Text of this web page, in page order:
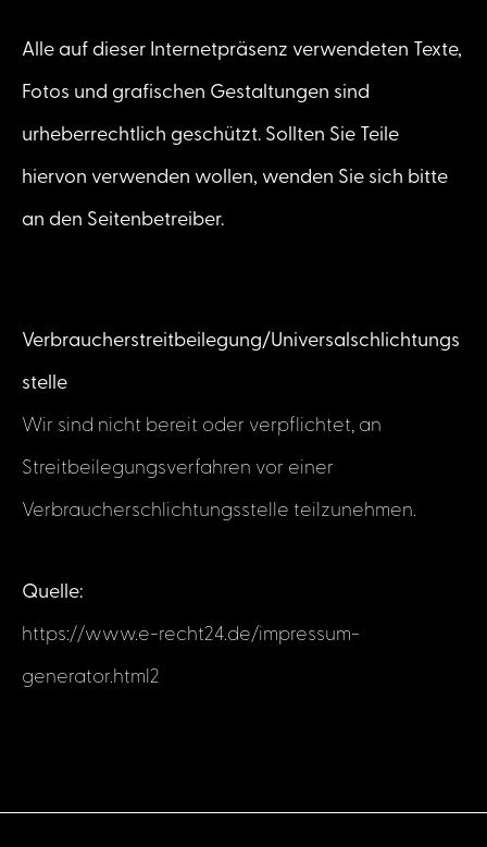
Alle auf dieser Internetpräsenz verwendeten Texte,
Fotos und grafischen Gestaltungen sind
urheberrechtlich geschützt. Sollten Sie Teile
hiervon verwenden wollen, wenden Sie sich bitte
an den Seitenbetreiber.
Verbraucherstreitbeilegung/Universalschlichtungs
stelle
Wir sind nicht bereit oder verpflichtet, an
Streitbeilegungsverfahren vor einer
Verbraucherschlichtungsstelle teilzunehmen.
Quelle:
https://www.e-recht24.de/impressum-
generator.html2